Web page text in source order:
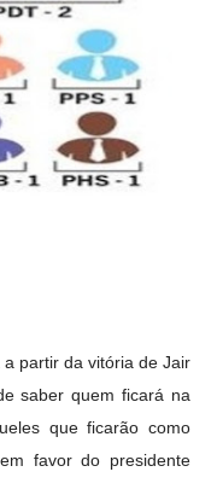
partir da vitória de Jair
saber quem ficará na
que ficarão como
favor do presidente